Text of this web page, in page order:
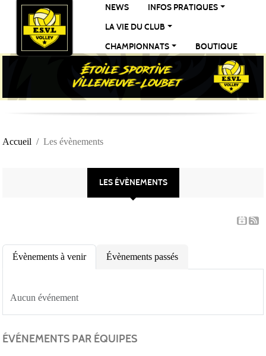
NEWS
INFOS PRATIQUES
LA VIE DU CLUB
CHAMPIONNATS
BOUTIQUE
Accueil Les évènements
LES ÉVÈNEMENTS
Évènements à venir Évènements passés
Aucun événement
ÉVÉNEMENTS PAR ÉQUIPES
Panneau de gestion des cookies